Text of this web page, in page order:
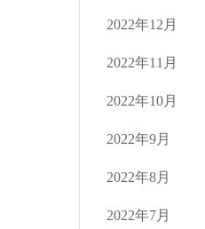
2022年12月
2022年11月
2022年10月
2022年9月
2022年8月
2022年7月